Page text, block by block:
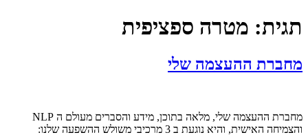
תגית: מטרה ספציפית
מחברת ההעצמה שלי
מחברת ההעצמה שלי, מלאה בתוכן, מידע והסברים מעולם ה NLP
והצמיחה האישית, והיא נוגעת ב 3 מרכיבי משולש ההשפעה שלנו: